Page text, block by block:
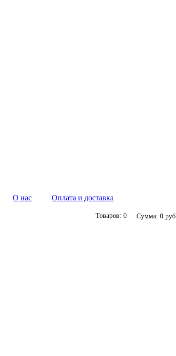
О нас Оплата и доставка
Товаров: 0 Сумма: 0 руб.